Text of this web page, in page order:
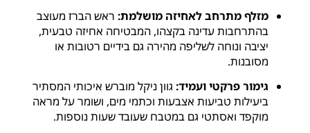
מזלף מתרחב לאחיזה מושלמת: ראש הברז מעוצב
בהתרחבות עדינה בקצהו, המבטיחה אחיזה טבעית,
יציבה ונוחה לשליפה מהירה גם בידיים רטובות או
מסובנות.
גימור פרקטי ועמיד: גוון ניקל מוברש איכותי המסתיר
ביעילות טביעות אצבעות וכתמי מים, ושומר על מראה
מוקפד ואסתטי גם במטבח שעובד שעות נוספות.